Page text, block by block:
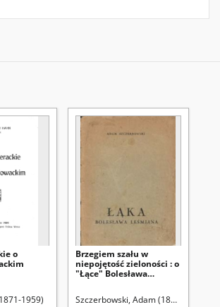
o
1959)
Brzegiem szału w
niepojętość zieloności : o
"Łące" Bolesława
Szczerbowski, Adam (1894-1956)